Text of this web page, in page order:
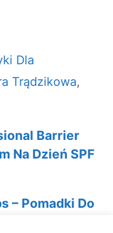
Dla
Trądzikowa,
Barrier
Na Dzień SPF
– Pomadki Do